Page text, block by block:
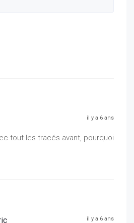
il y a 6 ans
tout les tracés avant, pourquoi
il y a 6 ans